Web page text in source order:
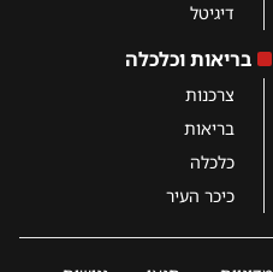
דיגיטל
בריאות וכלכלה
צרכנות
בריאות
כלכלה
כיכר העיר